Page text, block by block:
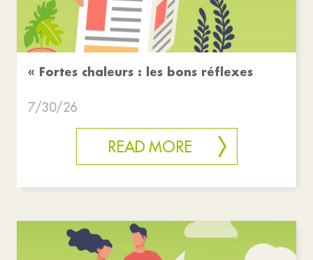
« Fortes chaleurs : les bons réflexes
7/30/26
READ MORE